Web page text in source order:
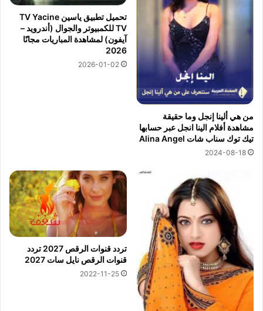
من هي ألينا إنجل وما حقيقة
مشاهدة أفلام الينا انجل عبر حسابها
تيك توك سناب شات Alina Angel
2024-08-18
تحميل تطبيق ياسين TV Yacine
TV للكمبيوتر والجوال (أندرويد –
آيفون) لمشاهدة المباريات مجانًا
2026
2026-01-02
تردد قنوات الرقص 2027 تردد
قنوات الرقص نايل سات 2027
2022-11-25